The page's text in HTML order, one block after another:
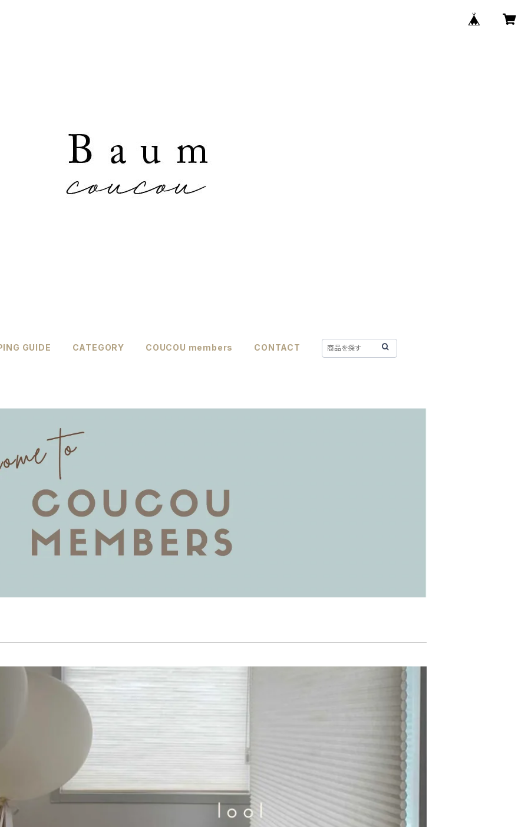
GUIDE CATEGORY COUCOU members CONTACT